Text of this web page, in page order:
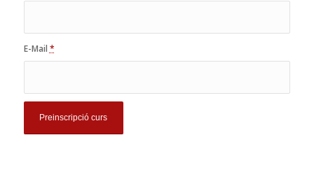
E-Mail *